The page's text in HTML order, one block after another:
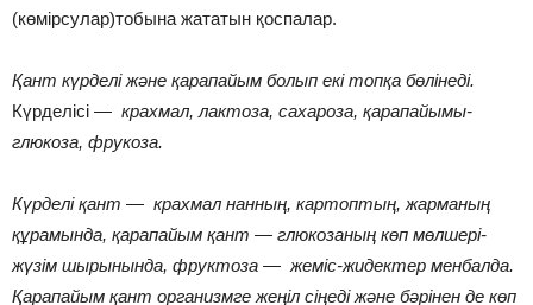
(көмірсулар)тобына жататын қоспалар.
Қант күрделі және қарапайым болып екі топқа бөлінеді.
Күрделісі — крахмал, лактоза, сахароза, қарапайымы-
глюкоза, фрукоза.
Күрделі қант — крахмал нанның, картоптың, жарманың
құрамында, қарапайым қант — глюкозаның көп мөлшері-
жүзім шырынында, фруктоза — жеміс-жидектер менбалда.
Қарапайым қант организмге жеңіл сіңеді және бәрінен де көп